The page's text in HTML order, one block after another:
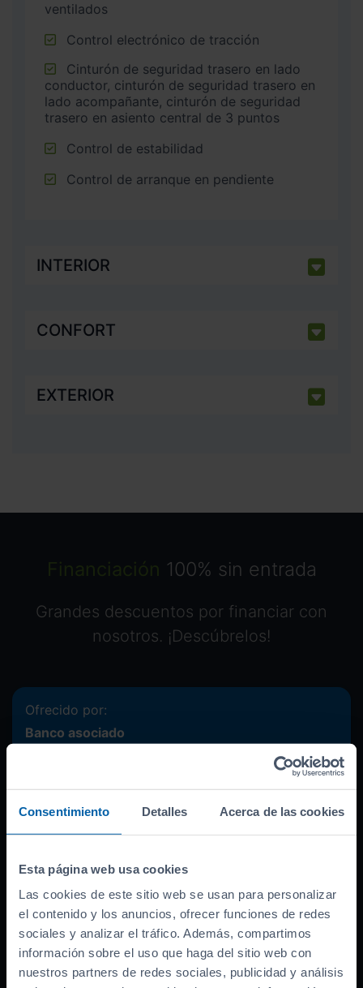
Consentimiento Detalles Acerca de las cookies
Esta página web usa cookies
Las cookies de este sitio web se usan para personalizar
el contenido y los anuncios, ofrecer funciones de redes
sociales y analizar el tráfico. Además, compartimos
información sobre el uso que haga del sitio web con
nuestros partners de redes sociales, publicidad y análisis
ventilados
Control electrónico de tracción
conductor, cinturón de seguridad trasero en
lado acompañante, cinturón de seguridad
trasero en asiento central de 3 puntos
Control de estabilidad
Control de arranque en pendiente
INTERIOR
CONFORT
EXTERIOR
Financiación 100% sin entrada
Grandes descuentos por financiar con
nosotros. ¡Descúbrelos!
Ofrecido por:
Banco asociado
40.990 €
Bonificación por financiar -2.000
Entrada inicial 9.748
TAE
TIN 10.99 %
Documentación necesaria